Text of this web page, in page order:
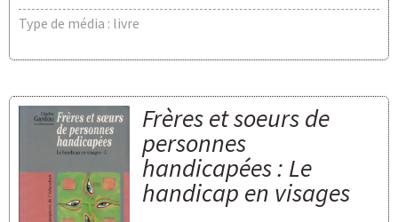
Type de média : livre
Frères et soeurs de
personnes
handicapées : Le
handicap en visages